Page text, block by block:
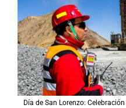
Día de San Lorenzo: